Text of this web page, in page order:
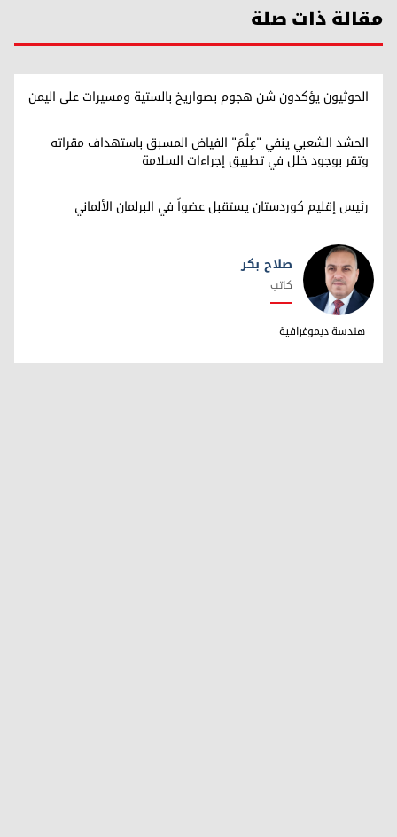
مقالة ذات صلة
الحوثيون يؤكدون شن هجوم بصواريخ بالستية ومسيرات على اليمن
الحشد الشعبي ينفي "عِلْمَ" الفياض المسبق باستهداف مقراته
وتقر بوجود خلل في تطبيق إجراءات السلامة
رئيس إقليم كوردستان يستقبل عضواً في البرلمان الألماني
صلاح بكر
صلاح بكر
كاتب
هندسة ديموغرافية